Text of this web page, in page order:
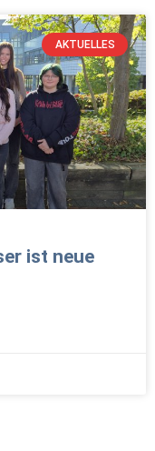
AKTUELLES
ist neue